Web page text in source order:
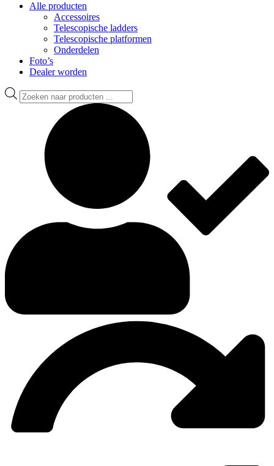
Alle producten
Accessoires
Telescopische ladders
Telescopische platformen
Onderdelen
Foto’s
Dealer worden
Producten
zoeken